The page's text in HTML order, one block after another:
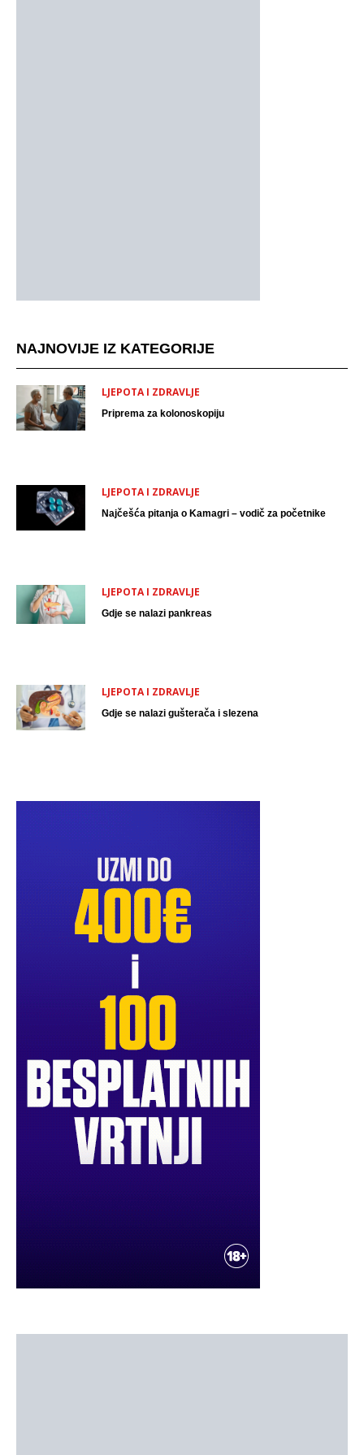
NAJNOVIJE IZ KATEGORIJE
LJEPOTA I ZDRAVLJE
Priprema za kolonoskopiju
LJEPOTA I ZDRAVLJE
Najčešća pitanja o Kamagri – vodič za početnike
LJEPOTA I ZDRAVLJE
Gdje se nalazi pankreas
LJEPOTA I ZDRAVLJE
Gdje se nalazi gušterača i slezena